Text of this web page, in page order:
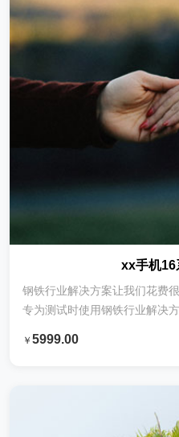
xx手机
钢铁行业解决方案让我们花费
专为测试时使用钢铁行业解决
钢铁行业解决方案让我们花费
专为测试时使用钢铁行业解决
制出来这些内容专为测试时使用
￥ 5999.00